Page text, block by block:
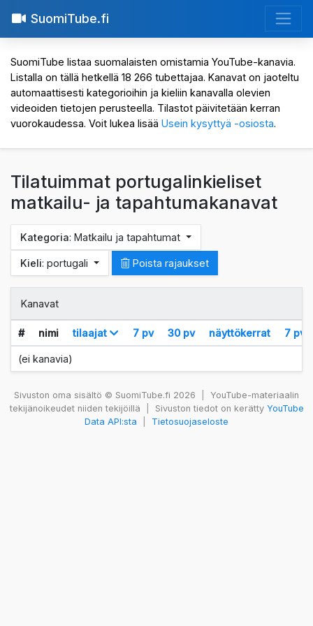
SuomiTube.fi
SuomiTube listaa suomalaisten omistamia YouTube-kanavia.
Listalla on tällä hetkellä 18 266 tubettajaa. Kanavat on jaoteltu
automaattisesti kategorioihin ja kieliin kanavalla olevien
videoiden tietojen perusteella. Tilastot päivitetään kerran
vuorokaudessa. Voit lukea lisää Usein kysyttyä -osiosta.
Tilatuimmat portugalinkieliset
matkailu- ja tapahtumakanavat
Kategoria: Matkailu ja tapahtumat
Kieli: portugali Poista rajaukset
Kanavat
# nimi tilaajat 7 pv 30 pv näyttökerrat 7 pv
(ei kanavia)
Sivuston oma sisältö © SuomiTube.fi 2026
YouTube-materiaalin
tekijänoikeudet niiden tekijöillä
Sivuston tiedot on kerätty YouTube
Data API:sta
Tietosuojaseloste